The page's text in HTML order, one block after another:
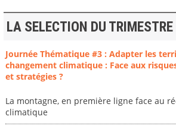
LA SELECTION DU TRIMESTRE
Journée Thématique #3 : Adapter les
changement climatique : Face aux
et stratégies ?
La montagne, en première ligne face au
climatique